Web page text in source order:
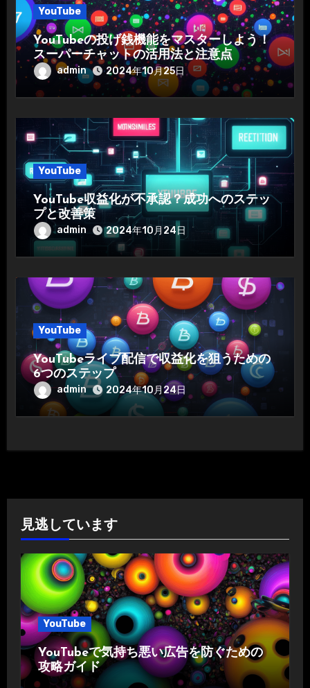
YouTube
YouTubeの投げ銭機能をマスターしよう！
スーパーチャットの活用法と注意点
admin 2024年10月25日
YouTube
YouTube収益化が不承認？成功へのステッ
プと改善策
admin 2024年10月24日
YouTube
YouTubeライブ配信で収益化を狙うための
6つのステップ
admin 2024年10月24日
見逃しています
YouTube
YouTubeで気持ち悪い広告を防ぐための
攻略ガイド